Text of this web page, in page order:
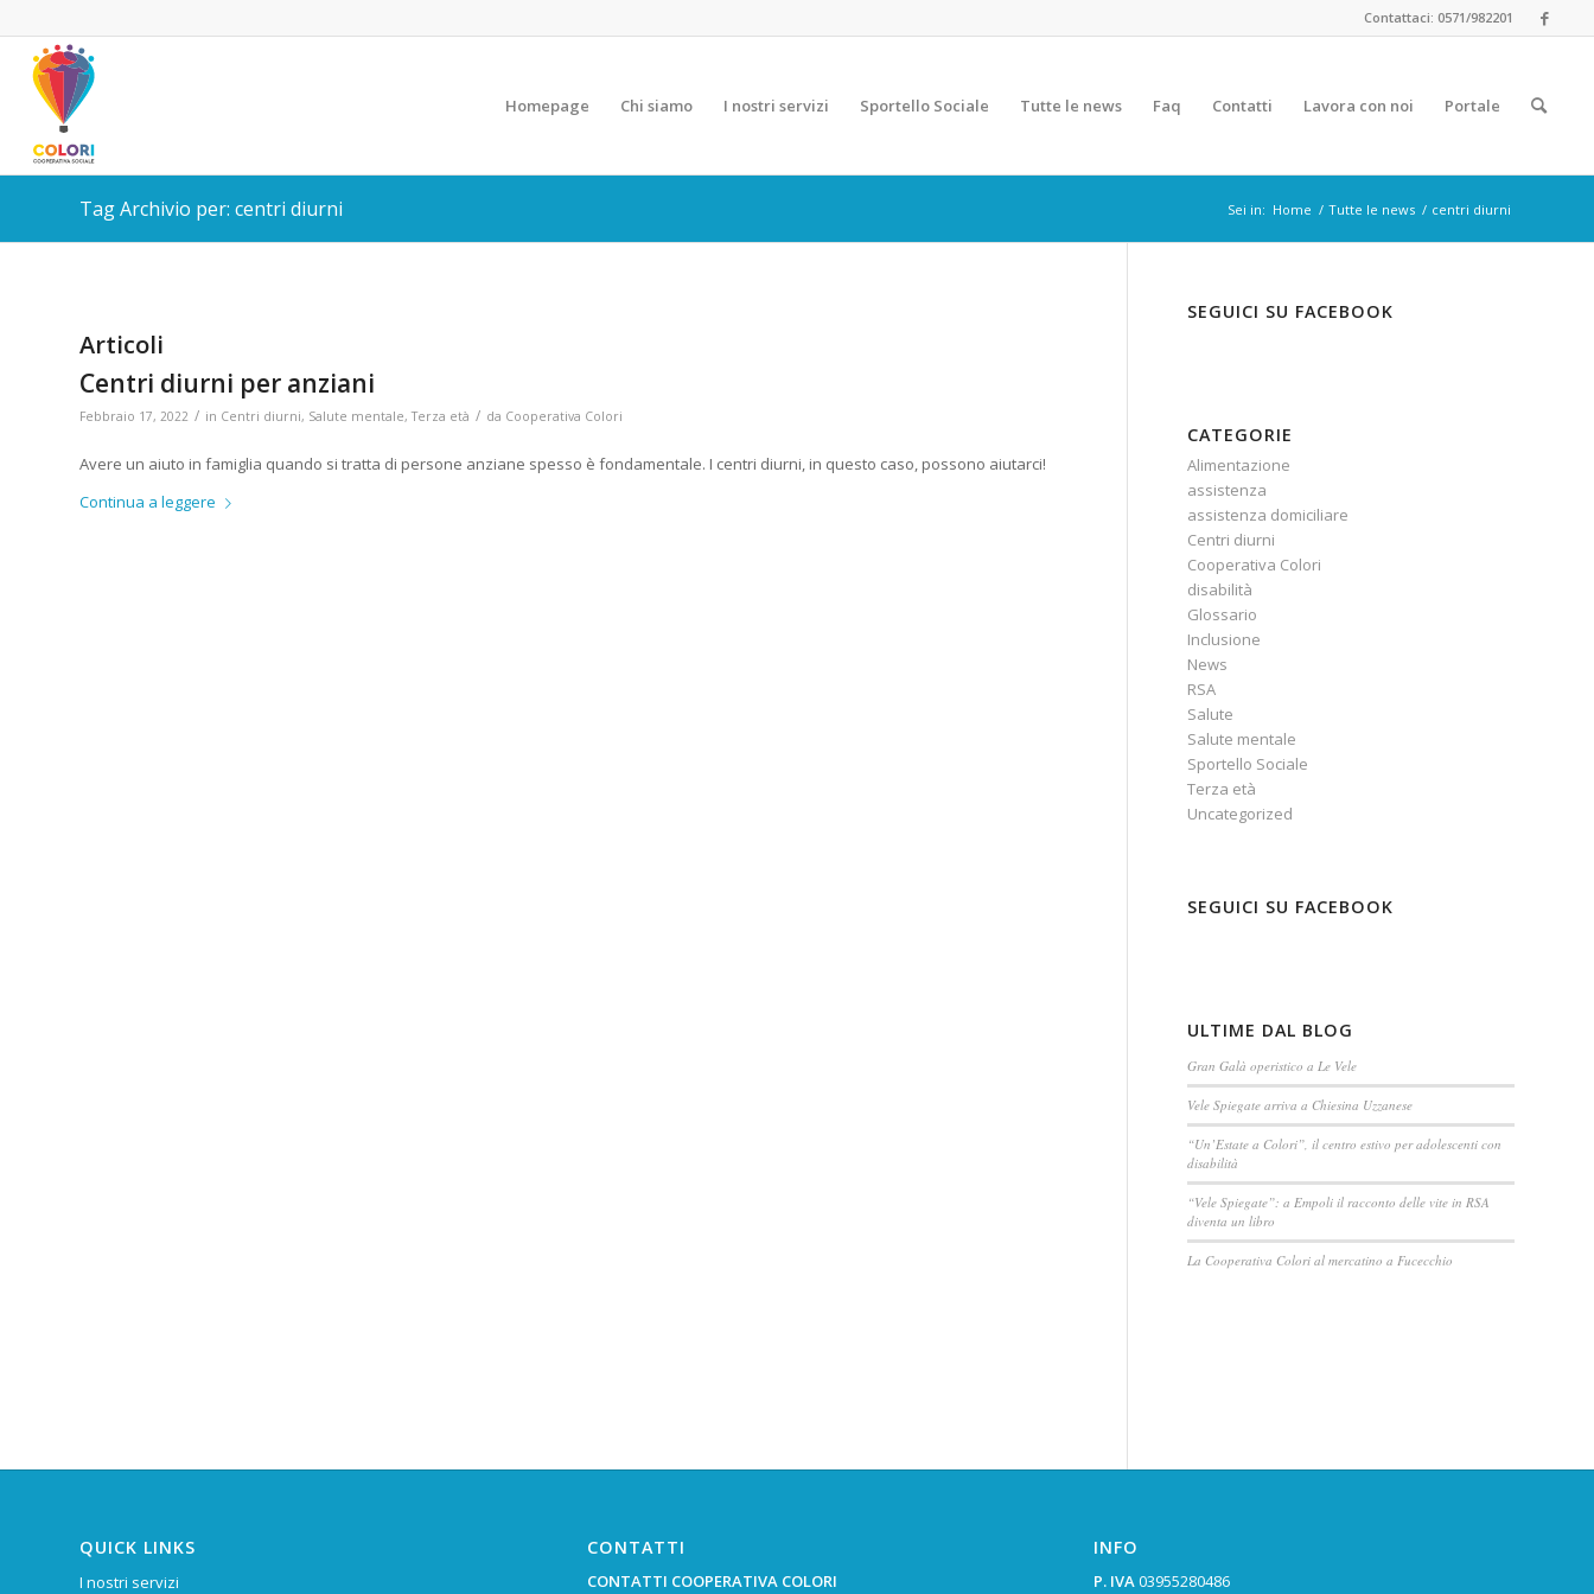
Contattaci: 0571/982201
Homepage Chi siamo I nostri servizi Sportello Sociale Tutte le news Faq Contatti Lavora con noi Portale
Tag Archivio per: centri diurni Sei in: Home / Tutte le news / centri diurni
Articoli
Centri diurni per anziani
Febbraio 17, 2022 / in Centri diurni, Salute mentale,Terza età / da Cooperativa Colori
Avere un aiuto in famiglia quando si tratta di persone anziane spesso è fondamentale. I centri diurni, in questo caso, possono aiutarci!
Continua a leggere
SEGUICI SU FACEBOOK
CATEGORIE
Alimentazione
assistenza
assistenza domiciliare
Centri diurni
Cooperativa Colori
disabilità
Glossario
Inclusione
News
RSA
Salute
Salute mentale
Sportello Sociale
Terza età
Uncategorized
SEGUICI SU FACEBOOK
ULTIME DAL BLOG
Gran Galà operistico a Le Vele
Vele Spiegate arriva a Chiesina Uzzanese
“Un’Estate a Colori”, il centro estivo per adolescenti con
disabilità
“Vele Spiegate”: a Empoli il racconto delle vite in RSA
diventa un libro
La Cooperativa Colori al mercatino a Fucecchio
QUICK LINKS
I nostri servizi
CONTATTI
CONTATTI COOPERATIVA COLORI
INFO
P. IVA03955280486